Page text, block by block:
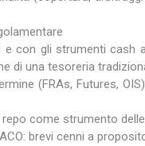
con gli strumenti cash
di una tesoreria
(FRAs, Futures,
come strumento
brevi cenni a